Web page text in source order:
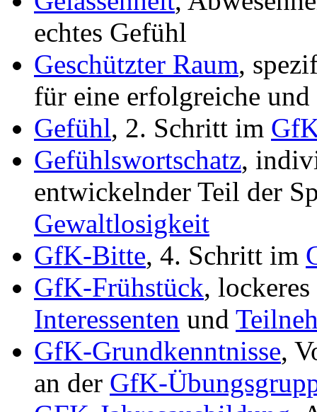
echtes Gefühl
Geschützter Raum,
für eine erfolgreiche
Gefühl, 2. Schritt im
Gefühlswortschatz,
entwickelnder Teil der
Gewaltlosigkeit
GfK-Bitte, 4. Schritt im
GfK-Frühstück,
Interessenten und
GfK-Grundkenntnisse,
an der GfK-